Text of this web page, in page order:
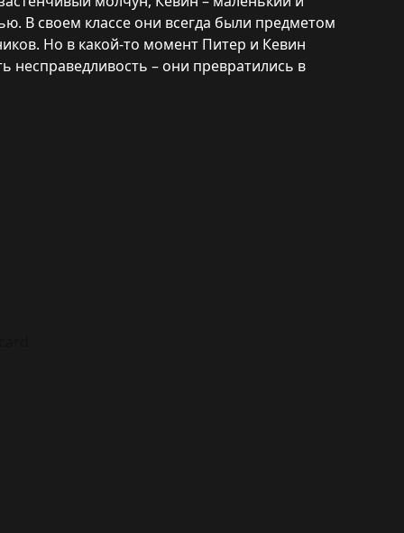
В своем классе они всегда были предметом
Но в какой-то момент Питер и Кевин
– они превратились в